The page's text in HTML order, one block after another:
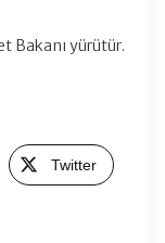
Bakanı yürütür.
Twitter